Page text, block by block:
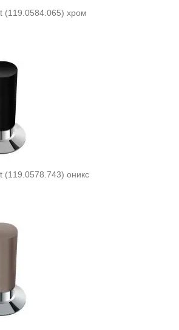
(119.0584.065) хром
(119.0578.743) оникс